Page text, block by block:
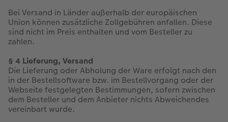
Gestaltungsideen
Anleitungen & Hilfe
Inspiration
Neuheiten
Neuheiten
Extras
Mehrteiler
im Wunschformat
Neuheiten
Extras
Einzelkarten
Digitale Grußkarte
CEWE myPhotos
Neuheiten
CEWE Geschenkgutschein
CEWE myPhotos
Neuheiten
Bei Versand in Länder außerhalb der europäischen
Union können zusätzliche Zollgebühren anfallen. Diese
sind nicht im Preis enthalten und vom Besteller zu
zahlen.
§ 4 Lieferung, Versand
Die Lieferung oder Abholung der Ware erfolgt nach den
in der Bestellsoftware bzw. im Bestellvorgang oder der
Webseite festgelegten Bestimmungen, sofern zwischen
dem Besteller und dem Anbieter nichts Abweichendes
vereinbart wurde.